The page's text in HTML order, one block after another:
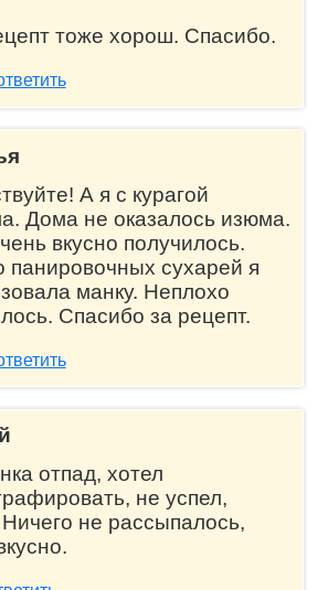
тоже хорош. Спасибо.
А я с курагой
Дома не оказалось изюма.
вкусно получилось.
панировочных сухарей я
манку. Неплохо
Спасибо за рецепт.
отпад, хотел
не успел,
не рассыпалось,